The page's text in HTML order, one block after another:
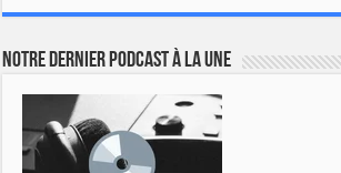
Notre dernier podcast à la une